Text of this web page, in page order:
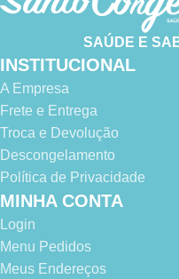
SAÚDE E
INSTITUCIONAL
A Empresa
Frete e Entrega
Troca e Devolução
Descongelamento
Política de Privacidade
MINHA CONTA
Login
Menu Pedidos
Meus Endereços